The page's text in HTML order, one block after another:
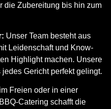
die Zubereitung bis hin zum
Unser Team besteht aus
Leidenschaft und Know-
Highlight machen. Unsere
Gericht perfekt gelingt.
Freien oder in einer
Catering schafft die